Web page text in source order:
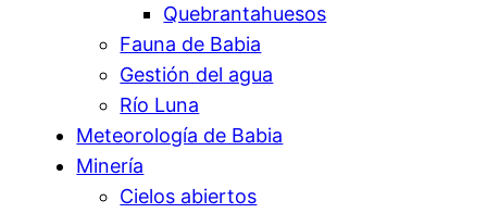
Quebrantahuesos
Fauna de Babia
Gestión del agua
Río Luna
Meteorología de Babia
Minería
Cielos abiertos